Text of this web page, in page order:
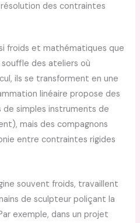
des contraintes
froids et mathématiques que
souffle des ateliers où
ils se transforment en une
linéaire propose des
simples instruments de
mais des compagnons
entre contraintes rigides
souvent froids, travaillent
de sculpteur poliçant la
exemple, dans un projet